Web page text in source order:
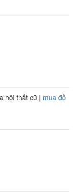
nội thất cũ | mua đồ